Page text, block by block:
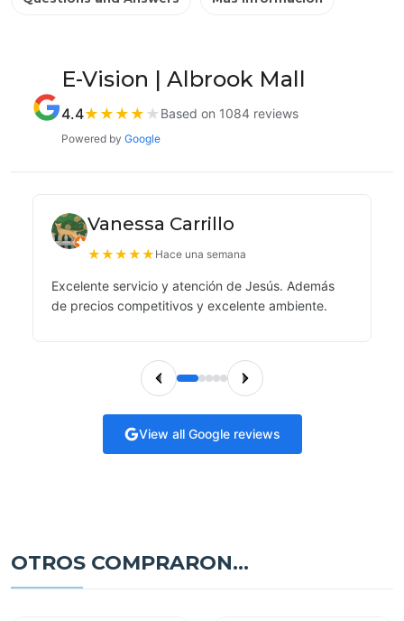
E-Vision | Albrook Mall
4.4★ ★ ★ ★ ★ Based on 1084 reviews
Powered by Google
Vanessa Carrillo
★★★★★ Hace una semana
Excelente servicio y atención de Jesús. Además
de precios competitivos y excelente ambiente.
View all Google reviews
OTROS COMPRARON...